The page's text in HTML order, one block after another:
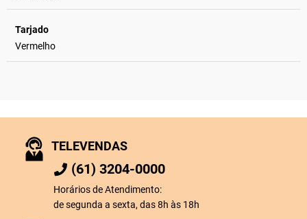
Tarjado
Vermelho
TELEVENDAS
(61) 3204-0000
Horários de Atendimento:
de segunda a sexta, das 8h às 18h